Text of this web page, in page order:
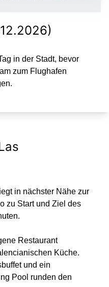
in der Stadt, bevor
zum Flughafen
in nächster Nähe zur
zu Start und Ziel des
Restaurant
Küche.
und ein
Pool runden den